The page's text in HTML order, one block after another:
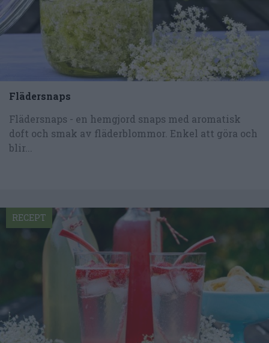
Flädersnaps
Flädersnaps - en hemgjord snaps med aromatisk
doft och smak av fläderblommor. Enkel att göra och
blir...
RECEPT